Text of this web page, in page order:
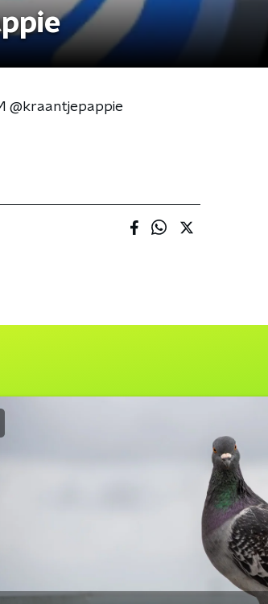
@kraantjepappie